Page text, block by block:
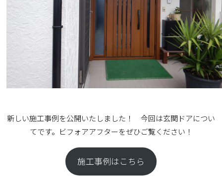
ノーブルホームのリフォーム
新しい施工事例を公開いたしました！ 今回は玄関ドアについ
てです。ビフォアアフターをぜひご覧ください！
施工事例はこちら